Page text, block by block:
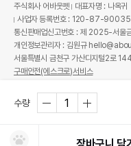
수량
장바구니 담기
주식회사 어바웃펫
대표자명 : 나옥귀
사업자 등록번호 : 120-87-
통신판매업신고번호 : 제 2025-서
개인정보관리자 : 김원규
서울특별시 금천구 가산디지털2로
구매안전(에스크로)서비스